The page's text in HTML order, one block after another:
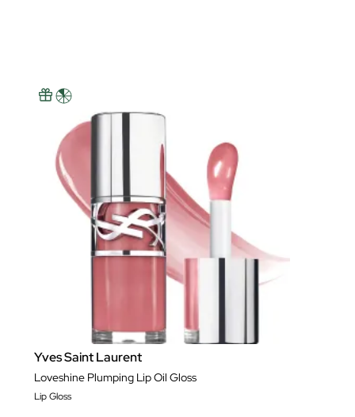
Yves Saint Laurent
Loveshine Plumping Lip Oil Gloss
Lip Gloss